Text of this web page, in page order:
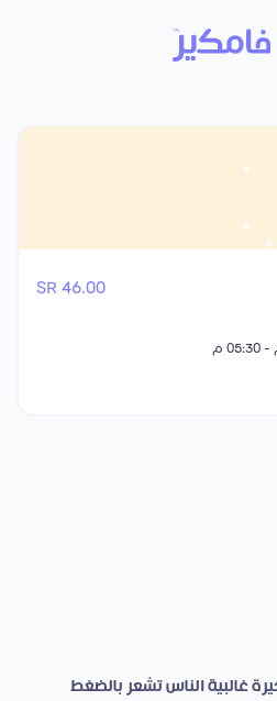
46.00 SR
غالبية الناس تشعر بالضغط